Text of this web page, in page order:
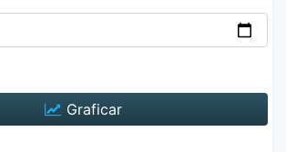
Graficar